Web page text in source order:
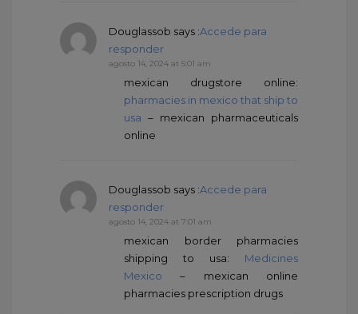
Douglassob says :Accede para
responder
agosto 14, 2024 at 5:01 am
mexican drugstore online:
pharmacies in mexico that ship to
usa – mexican pharmaceuticals
online
Douglassob says :Accede para
responder
agosto 14, 2024 at 7:01 am
mexican border pharmacies
shipping to usa: Medicines
Mexico – mexican online
pharmacies prescription drugs